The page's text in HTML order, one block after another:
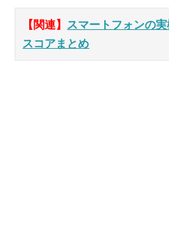
【関連】 スマートフォンの
スコアまとめ